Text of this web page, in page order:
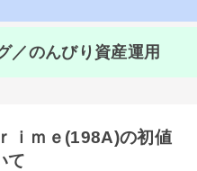
／のんびり資産運用
ｉｍｅ(198A)の初値
て